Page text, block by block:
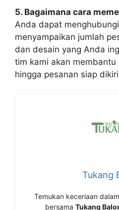
5. Bagaimana cara
Anda dapat
menyampaikan jumlah
dan desain yang Anda
tim kami akan membantu
hingga pesanan siap
Tukang
Temukan keceriaan
bersama Tukang